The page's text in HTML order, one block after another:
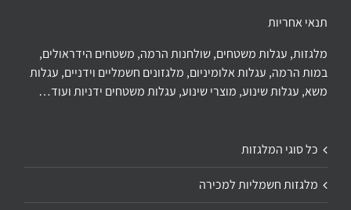
תנאי אחריות
מלגזות, עגלות משטחים, שולחנות הרמה, משטחים הידראולים,
במות הרמה, עגלות אלומיניום, מלגזונים חשמליים וידניים, עגלות
משא, עגלות שינוע, מוצרי שינוע, עגלות משטחים ידניות ועוד…
כל סוגי המלגזות
מלגזות חשמליות למכירה